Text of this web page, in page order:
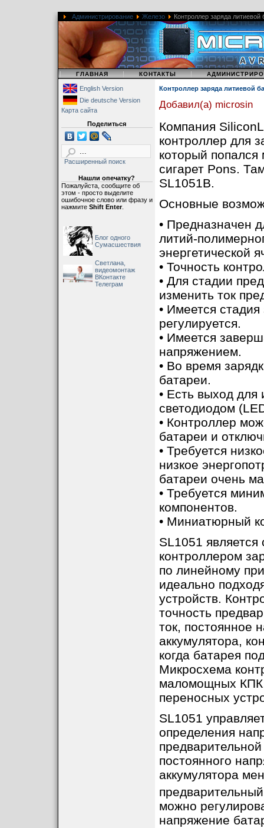
Администрирование Железо Контроллер заряда литиевой
| ГЛАВНАЯ | КОНТАКТЫ |
English Version
Die deutsche Version
Карта сайта
Поделиться
Расширенный поиск
Нашли опечатку?
Пожалуйста, сообщите об
этом - просто выделите
ошибочное слово или фразу и
нажмите Shift Enter.
Блог одного
Сумасшествия
Светлана,
видеомонтаж
ВКонтакте
Телеграм
Контроллер заряда литиевой
Добавил(а) microsin
Компания
контроллер для
который попался
сигарет Pons.
SL1051B.
Основные
• Предназначен
литий-
энергетической
• Точность
• Для стадии
изменить ток
• Имеется
регулируется.
• Имеется
напряжением.
• Во время
батареи.
• Есть выход для
светодиодом
• Контроллер
батареи и
• Требуется
низкое
батареи очень
• Требуется
компонентов.
• Миниатюрный
SL1051
контроллером
по линейному
идеально
устройств.
точность
ток, постоянное
аккумулятора,
когда батарея
Микросхема
маломощных
переносных
SL1051
определения
постоянного
аккумулятора
можно
напряжение